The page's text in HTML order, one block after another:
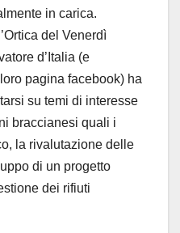
in carica.
del Venerdì
d’Italia (e
pagina facebook) ha
su temi di interesse
braccianesi quali i
la rivalutazione delle
di un progetto
dei rifiuti